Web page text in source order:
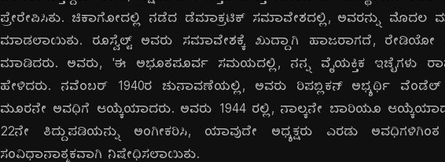
ಪ್ರೇರೇಪಿಸಿತು. ಚಿಕಾಗೋದಲ್ಲಿ ನಡೆದ ಡೆಮಾಕ್ರಟಿಕ್ ಸಮಾವೇಶದಲ್ಲಿ, ಅವರನ್ನು
ಮಾಡಲಾಯಿತು. ರೂಸ್ವೆಲ್ಟ್ ಅವರು ಸಮಾವೇಶಕ್ಕೆ ಖುದ್ದಾಗಿ ಹಾಜರಾಗದೆ, ರೇಡಿಯೋ
ಮಾಡಿದರು. ಅವರು, 'ಈ ಅಭೂತಪೂರ್ವ ಸಮಯದಲ್ಲಿ, ನನ್ನ ವೈಯಕ್ತಿಕ ಇಚ್ಛೆಗಳು
ಹೇಳಿದರು. ನವೆಂಬರ್ 1940ರ ಚುನಾವಣೆಯಲ್ಲಿ, ಅವರು ರಿಪಬ್ಲಿಕನ್ ಅಭ್ಯರ್ಥಿ
ಮೂರನೇ ಅವಧಿಗೆ ಆಯ್ಕೆಯಾದರು. ಅವರು 1944 ರಲ್ಲಿ, ನಾಲ್ಕನೇ ಬಾರಿಯೂ
22ನೇ ತಿದ್ದುಪಡಿಯನ್ನು ಅಂಗೀಕರಿಸಿ, ಯಾವುದೇ ಅಧ್ಯಕ್ಷರು ಎರಡು ಅವಧಿಗಳಿಗಿಂತ
ಸಂವಿಧಾನಾತ್ಮಕವಾಗಿ ನಿಷೇಧಿಸಲಾಯಿತು.